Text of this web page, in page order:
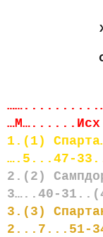
1.(1)
….5...47-
2.(2)
3…..40-
3.(3)
2...7...51-